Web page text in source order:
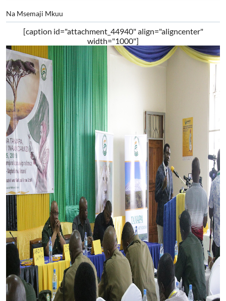
Na Msemaji Mkuu
[caption id="attachment_44940" align="aligncenter"
width="1000"]